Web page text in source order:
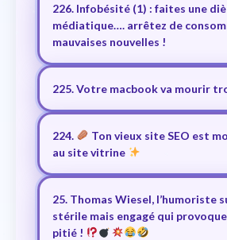
226. Infobésité (1) : faites une
médiatique…. arrêtez de
mauvaises nouvelles !
225. Votre macbook va mourir
224.
Ton vieux site SEO est
au site vitrine
25. Thomas Wiesel, l’humoriste
stérile mais engagé qui
pitié !